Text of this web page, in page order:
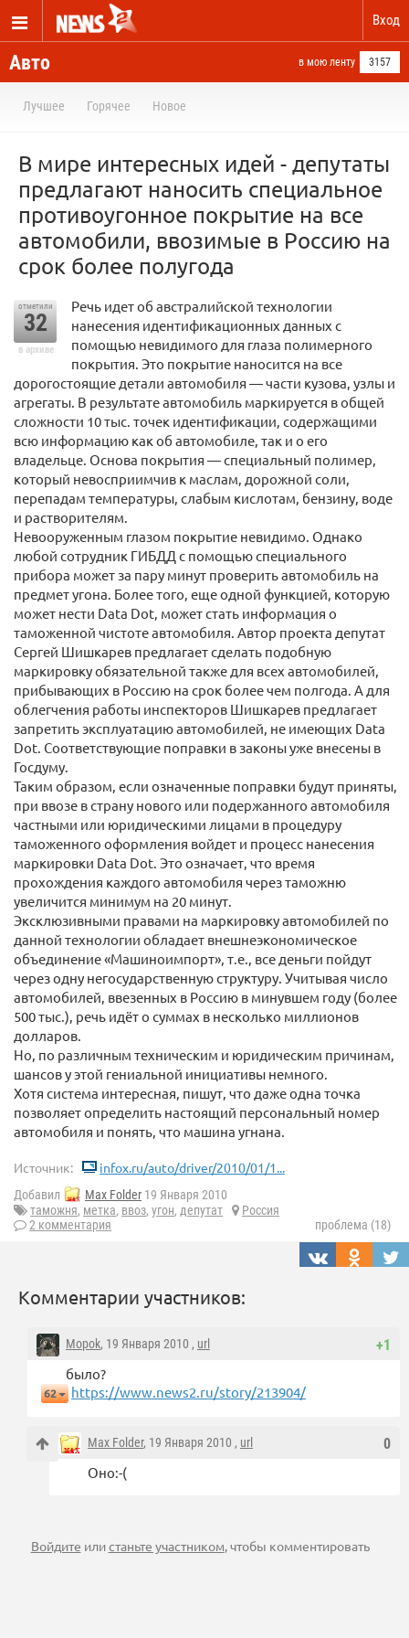
Вход
Авто в мою ленту 3157
Лучшее Горячее Новое
В мире интересных идей - депутаты
предлагают наносить специальное
противоугонное покрытие на все
автомобили, ввозимые в Россию на
срок более полугода
отметили
32
в архиве
Речь идет об австралийской технологии
нанесения идентификационных данных с
помощью невидимого для глаза полимерного
покрытия. Это покрытие наносится на все
дорогостоящие детали автомобиля — части кузова, узлы и
агрегаты. В результате автомобиль маркируется в общей
сложности 10 тыс. точек идентификации, содержащими
всю информацию как об автомобиле, так и о его
владельце. Основа покрытия — специальный полимер,
который невосприимчив к маслам, дорожной соли,
перепадам температуры, слабым кислотам, бензину, воде
и растворителям.
Невооруженным глазом покрытие невидимо. Однако
любой сотрудник ГИБДД с помощью специального
прибора может за пару минут проверить автомобиль на
предмет угона. Более того, еще одной функцией, которую
может нести Data Dot, может стать информация о
таможенной чистоте автомобиля. Автор проекта депутат
Сергей Шишкарев предлагает сделать подобную
маркировку обязательной также для всех автомобилей,
прибывающих в Россию на срок более чем полгода. А для
облегчения работы инспекторов Шишкарев предлагает
запретить эксплуатацию автомобилей, не имеющих Data
Dot. Соответствующие поправки в законы уже внесены в
Госдуму.
Таким образом, если означенные поправки будут приняты,
при ввозе в страну нового или подержанного автомобиля
частными или юридическими лицами в процедуру
таможенного оформления войдет и процесс нанесения
маркировки Data Dot. Это означает, что время
прохождения каждого автомобиля через таможню
увеличится минимум на 20 минут.
Эксклюзивными правами на маркировку автомобилей по
данной технологии обладает внешнеэкономическое
объединение «Машиноимпорт», т.е., все деньги пойдут
через одну негосударственную структуру. Учитывая число
автомобилей, ввезенных в Россию в минувшем году (более
500 тыс.), речь идёт о суммах в несколько миллионов
долларов.
Но, по различным техническим и юридическим причинам,
шансов у этой гениальной инициативы немного.
Хотя система интересная, пишут, что даже одна точка
позволяет определить настоящий персональный номер
автомобиля и понять, что машина угнана.
Источник: infox.ru/auto/driver/2010/01/1...
Добавил Max Folder 19 Января 2010
таможня, метка, ввоз, угон, депутат
Россия
2 комментария
проблема (18)
Комментарии участников:
+1
Mopok, 19 Января 2010 , url
было?
62 https://www.news2.ru/story/213904/
0
Max Folder, 19 Января 2010 , url
Оно:-(
Войдите илистаньте участником, чтобы комментировать